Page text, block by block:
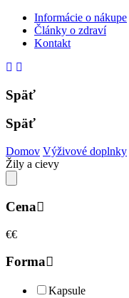
Informácie o nákupe
Články o zdraví
Kontakt
Späť
Späť
Domov Výživové doplnky
Žily a cievy
Cena
€€
Forma
Kapsule